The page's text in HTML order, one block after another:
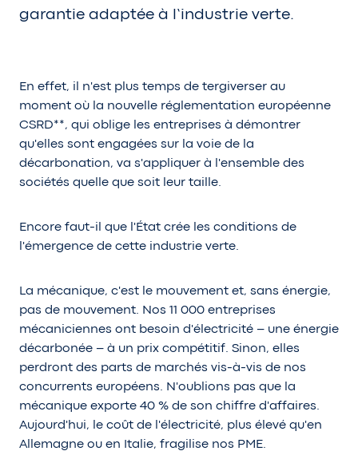
garantie adaptée à l’industrie verte.
En effet, il n'est plus temps de tergiverser au
moment où la nouvelle réglementation européenne
CSRD**, qui oblige les entreprises à démontrer
qu'elles sont engagées sur la voie de la
décarbonation, va s'appliquer à l'ensemble des
sociétés quelle que soit leur taille.
Encore faut-il que l'État crée les conditions de
l'émergence de cette industrie verte.
La mécanique, c'est le mouvement et, sans énergie,
pas de mouvement. Nos 11 000 entreprises
mécaniciennes ont besoin d'électricité – une énergie
décarbonée – à un prix compétitif. Sinon, elles
perdront des parts de marchés vis-à-vis de nos
concurrents européens. N'oublions pas que la
mécanique exporte 40 % de son chiffre d'affaires.
Aujourd'hui, le coût de l'électricité, plus élevé qu'en
Allemagne ou en Italie, fragilise nos PME.